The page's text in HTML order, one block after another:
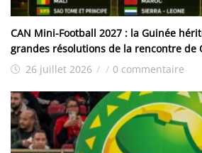
CAN Mini-Football 2027 : la Guinée
grandes résolutions de la rencontre de
26 juillet 2026 / / 0 commentaire